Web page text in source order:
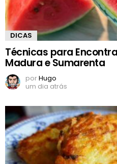
DICAS
Técnicas para
Madura e Sumarenta
porHugo
um dia atrás